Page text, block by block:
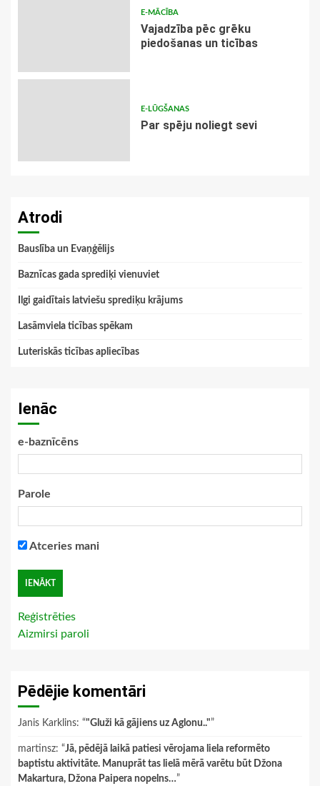
E-MĀCĪBA
Vajadzība pēc grēku
piedošanas un ticības
E-LŪGŠANAS
Par spēju noliegt sevi
Atrodi
Bauslība un Evaņģēlijs
Baznīcas gada sprediķi vienuviet
Ilgi gaidītais latviešu sprediķu krājums
Lasāmviela ticības spēkam
Luteriskās ticības apliecības
Ienāc
e-baznīcēns
Parole
Atceries mani
Reģistrēties
Aizmirsi paroli
Pēdējie komentāri
Janis Karklins: “"Gluži kā gājiens uz Aglonu.."”
martinsz: “Jā, pēdējā laikā patiesi vērojama liela reformēto
baptistu aktivitāte. Manuprāt tas lielā mērā varētu būt Džona
Makartura, Džona Paipera nopelns…”